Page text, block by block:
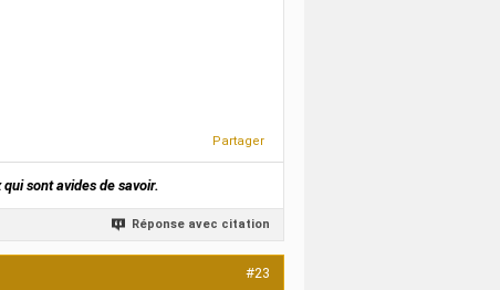
Partager
sont avides de savoir.
Réponse avec citation
#23